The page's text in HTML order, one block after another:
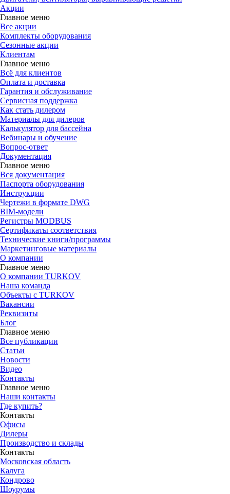
Акции
Главное меню
Все акции
Комплекты оборудования
Сезонные акции
Клиентам
Главное меню
Всё для клиентов
Оплата и доставка
Гарантия и обслуживание
Сервисная поддержка
Как стать дилером
Материалы для дилеров
Калькулятор для бассейна
Вебинары и обучение
Вопрос-ответ
Документация
Главное меню
Вся документация
Паспорта оборудования
Инструкции
Чертежи в формате DWG
BIM-модели
Регистры MODBUS
Сертификаты соответствия
Технические книги/программы
Маркетинговые материалы
О компании
Главное меню
О компании TURKOV
Наша команда
Объекты с TURKOV
Вакансии
Реквизиты
Блог
Главное меню
Все публикации
Статьи
Новости
Видео
Контакты
Главное меню
Наши контакты
Где купить?
Контакты
Офисы
Дилеры
Производство и склады
Контакты
Московская область
Калуга
Кондрово
Шоурумы